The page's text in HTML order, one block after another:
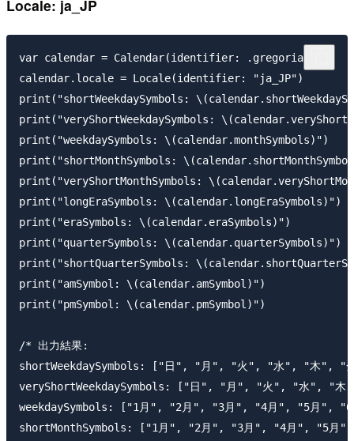
Locale: ja_JP
var calendar = Calendar(identifier: .gregorian)
calendar.locale = Locale(identifier: "ja_JP")
print("shortWeekdaySymbols:
print("veryShortWeekdaySymbols:
print("weekdaySymbols: \(calendar.monthSymbols)")
print("shortMonthSymbols:
print("veryShortMonthSymbols:
print("longEraSymbols: \(calendar.longEraSymbols)")
print("eraSymbols: \(calendar.eraSymbols)")
print("quarterSymbols: \(calendar.quarterSymbols)")
print("shortQuarterSymbols:
print("amSymbol: \(calendar.amSymbol)")
print("pmSymbol: \(calendar.pmSymbol)")
/* 出力結果:
shortWeekdaySymbols: ["日", "月", "火", "水", "木", "
veryShortWeekdaySymbols: ["日", "月", "火", "水", "
weekdaySymbols: ["1月", "2月", "3月", "4月", "5月",
shortMonthSymbols: ["1月", "2月", "3月", "4月", "5